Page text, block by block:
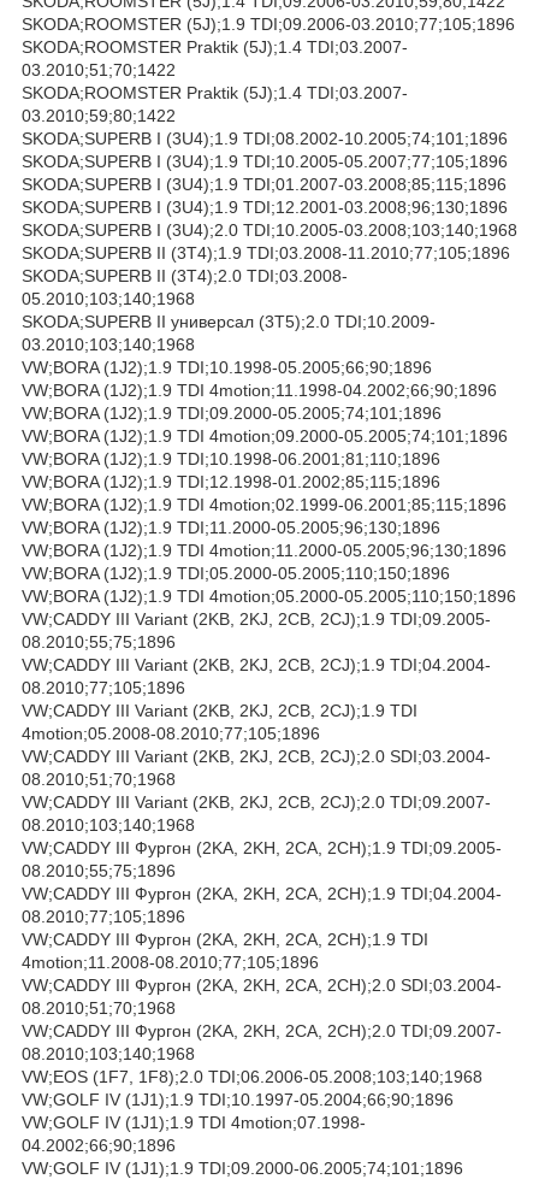
SKODA;ROOMSTER (5J);1.9 TDI;09.2006-03.2010;77;105;1896
SKODA;ROOMSTER Praktik (5J);1.4 TDI;03.2007-
03.2010;51;70;1422
SKODA;ROOMSTER Praktik (5J);1.4 TDI;03.2007-
03.2010;59;80;1422
SKODA;SUPERB I (3U4);1.9 TDI;08.2002-10.2005;74;101;1896
SKODA;SUPERB I (3U4);1.9 TDI;10.2005-05.2007;77;105;1896
SKODA;SUPERB I (3U4);1.9 TDI;01.2007-03.2008;85;115;1896
SKODA;SUPERB I (3U4);1.9 TDI;12.2001-03.2008;96;130;1896
SKODA;SUPERB I (3U4);2.0 TDI;10.2005-03.2008;103;140;1968
SKODA;SUPERB II (3T4);1.9 TDI;03.2008-11.2010;77;105;1896
SKODA;SUPERB II (3T4);2.0 TDI;03.2008-
05.2010;103;140;1968
SKODA;SUPERB II универсал (3T5);2.0 TDI;10.2009-
03.2010;103;140;1968
VW;BORA (1J2);1.9 TDI;10.1998-05.2005;66;90;1896
VW;BORA (1J2);1.9 TDI 4motion;11.1998-04.2002;66;90;1896
VW;BORA (1J2);1.9 TDI;09.2000-05.2005;74;101;1896
VW;BORA (1J2);1.9 TDI 4motion;09.2000-05.2005;74;101;1896
VW;BORA (1J2);1.9 TDI;10.1998-06.2001;81;110;1896
VW;BORA (1J2);1.9 TDI;12.1998-01.2002;85;115;1896
VW;BORA (1J2);1.9 TDI 4motion;02.1999-06.2001;85;115;1896
VW;BORA (1J2);1.9 TDI;11.2000-05.2005;96;130;1896
VW;BORA (1J2);1.9 TDI 4motion;11.2000-05.2005;96;130;1896
VW;BORA (1J2);1.9 TDI;05.2000-05.2005;110;150;1896
VW;BORA (1J2);1.9 TDI 4motion;05.2000-05.2005;110;150;1896
VW;CADDY III Variant (2KB, 2KJ, 2CB, 2CJ);1.9 TDI;09.2005-
08.2010;55;75;1896
VW;CADDY III Variant (2KB, 2KJ, 2CB, 2CJ);1.9 TDI;04.2004-
08.2010;77;105;1896
VW;CADDY III Variant (2KB, 2KJ, 2CB, 2CJ);1.9 TDI
4motion;05.2008-08.2010;77;105;1896
VW;CADDY III Variant (2KB, 2KJ, 2CB, 2CJ);2.0 SDI;03.2004-
08.2010;51;70;1968
VW;CADDY III Variant (2KB, 2KJ, 2CB, 2CJ);2.0 TDI;09.2007-
08.2010;103;140;1968
VW;CADDY III Фургон (2KA, 2KH, 2CA, 2CH);1.9 TDI;09.2005-
08.2010;55;75;1896
VW;CADDY III Фургон (2KA, 2KH, 2CA, 2CH);1.9 TDI;04.2004-
08.2010;77;105;1896
VW;CADDY III Фургон (2KA, 2KH, 2CA, 2CH);1.9 TDI
4motion;11.2008-08.2010;77;105;1896
VW;CADDY III Фургон (2KA, 2KH, 2CA, 2CH);2.0 SDI;03.2004-
08.2010;51;70;1968
VW;CADDY III Фургон (2KA, 2KH, 2CA, 2CH);2.0 TDI;09.2007-
08.2010;103;140;1968
VW;EOS (1F7, 1F8);2.0 TDI;06.2006-05.2008;103;140;1968
VW;GOLF IV (1J1);1.9 TDI;10.1997-05.2004;66;90;1896
VW;GOLF IV (1J1);1.9 TDI 4motion;07.1998-
04.2002;66;90;1896
VW;GOLF IV (1J1);1.9 TDI;09.2000-06.2005;74;101;1896